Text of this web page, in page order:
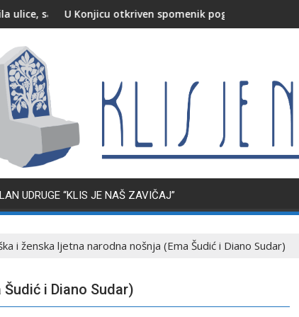
otkriven spomenik poginulim i nestalim pripadnicimaHBOR
UDRUGE “KLIS JE NAŠ ZAVIČAJ”
i ženska ljetna narodna nošnja (Ema Šudić i Diano Sudar)
i Diano Sudar)